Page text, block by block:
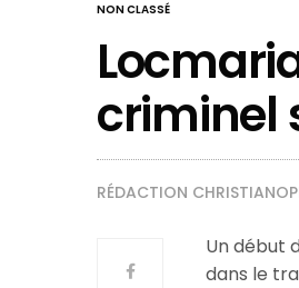
NON CLASSÉ
criminel
RÉDACTION
Un début
dans le